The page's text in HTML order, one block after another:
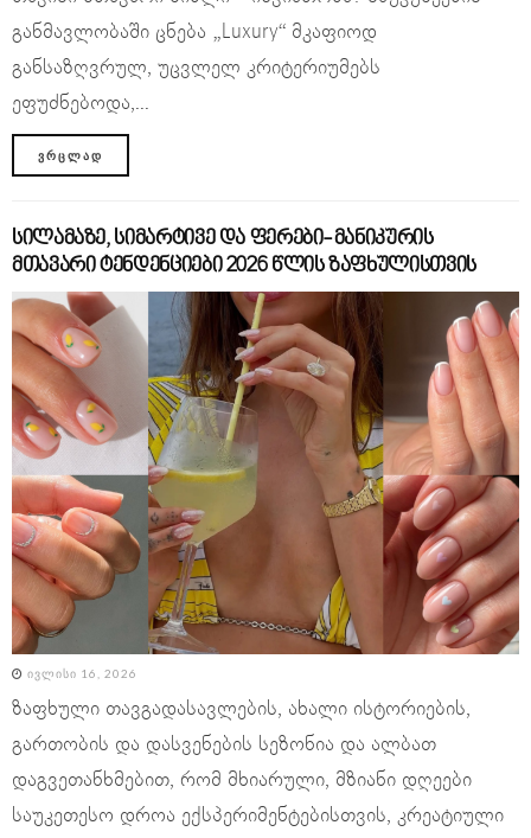
განმავლობაში ცნება „Luxury“ მკაფიოდ
განსაზღვრულ, უცვლელ კრიტერიუმებს
ეფუძნებოდა,...
ᲕᲠᲪᲚᲐᲓ
სილამაზე, სიმარტივე და ფერები- მანიკურის
მთავარი ტენდენციები 2026 წლის ზაფხულისთვის
ᲘᲕᲚᲘᲡᲘ 16, 2026
ზაფხული თავგადასავლების, ახალი ისტორიების,
გართობის და დასვენების სეზონია და ალბათ
დაგვეთანხმებით, რომ მხიარული, მზიანი დღეები
საუკეთესო დროა ექსპერიმენტებისთვის, კრეატიული